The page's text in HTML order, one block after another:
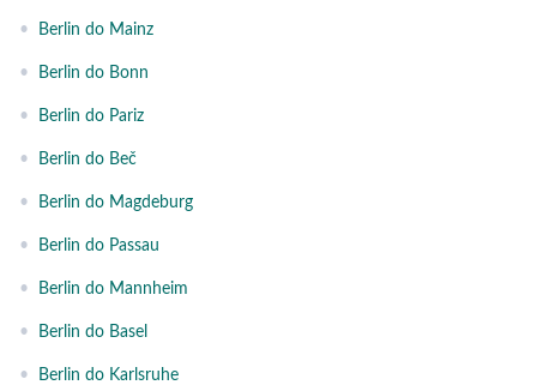
• Berlin do Mainz
• Berlin do Bonn
• Berlin do Pariz
• Berlin do Beč
• Berlin do Magdeburg
• Berlin do Passau
• Berlin do Mannheim
• Berlin do Basel
• Berlin do Karlsruhe